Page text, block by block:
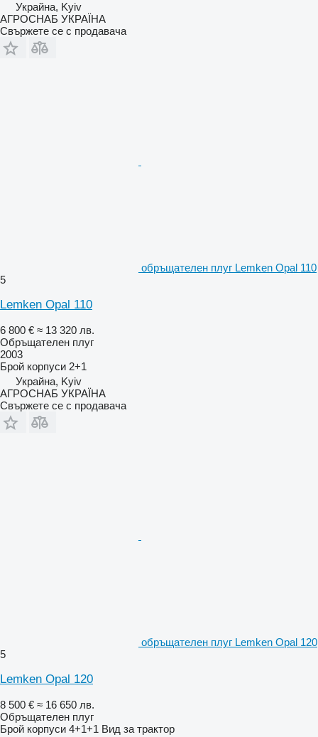
Украйна, Kyiv
АГРОСНАБ УКРАЇНА
Свържете се с продавача
обръщателен плуг Lemken Opal 110
5
Lemken Opal 110
6 800 € ≈ 13 320 лв.
Обръщателен плуг
2003
Брой корпуси 2+1
Украйна, Kyiv
АГРОСНАБ УКРАЇНА
Свържете се с продавача
обръщателен плуг Lemken Opal 120
5
Lemken Opal 120
8 500 € ≈ 16 650 лв.
Обръщателен плуг
Брой корпуси 4+1+1 Вид за трактор